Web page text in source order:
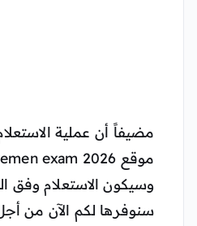
مضيفاً أن عملية
وسيكون الاستعلام وفق
سنوفرها لكم الآن من